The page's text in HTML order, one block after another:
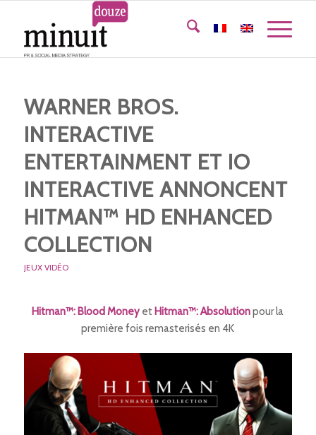
WARNER BROS.
INTERACTIVE
ENTERTAINMENT ET IO
INTERACTIVE ANNONCENT
HITMAN™ HD ENHANCED
COLLECTION
JEUX VIDÉO
Hitman™: Blood Money et Hitman™: Absolutionpour la
première fois remasterisés en 4K